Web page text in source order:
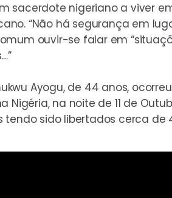
sacerdote nigeriano a viver
“Não há segurança em
ouvir-se falar em
Ayogu, de 44 anos,
Nigéria, na noite de 11 de
sido libertados cerca de